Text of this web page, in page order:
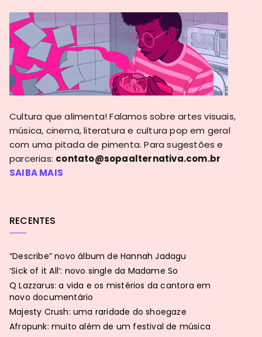
Cultura que alimenta! Falamos sobre artes visuais,
música, cinema, literatura e cultura pop em geral
com uma pitada de pimenta. Para sugestões e
parcerias: contato@sopaalternativa.com.br
SAIBA MAIS
RECENTES
“Describe” novo álbum de Hannah Jadagu
‘Sick of it All’: novo single da Madame So
Q Lazzarus: a vida e os mistérios da cantora em
novo documentário
Majesty Crush: uma raridade do shoegaze
Afropunk: muito além de um festival de música